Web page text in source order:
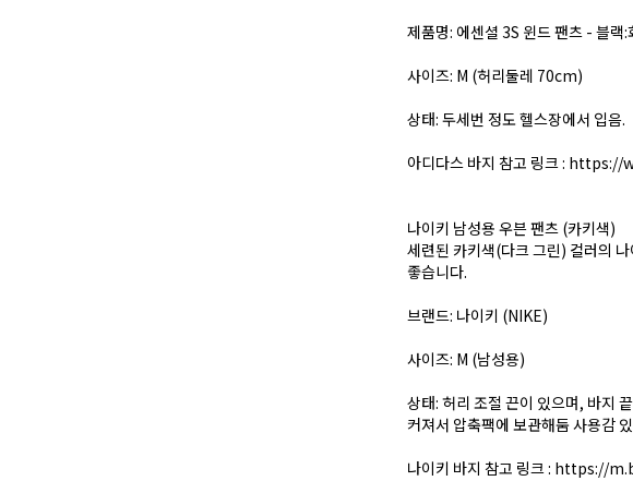
제품명: 에센셜 3S 윈드 팬츠 - 블
사이즈: M (허리둘레 70cm)
상태: 두세번 정도 헬스장에서 입음.
아디다스 바지 참고 링크 : https://
나이키 남성용 우븐 팬츠 (카키색)
세련된 카키색(다크 그린) 컬러의
좋습니다.
브랜드: 나이키 (NIKE)
사이즈: M (남성용)
상태: 허리 조절 끈이 있으며, 바지
커져서 압축팩에 보관해둠 사용감
나이키 바지 참고 링크 : https://